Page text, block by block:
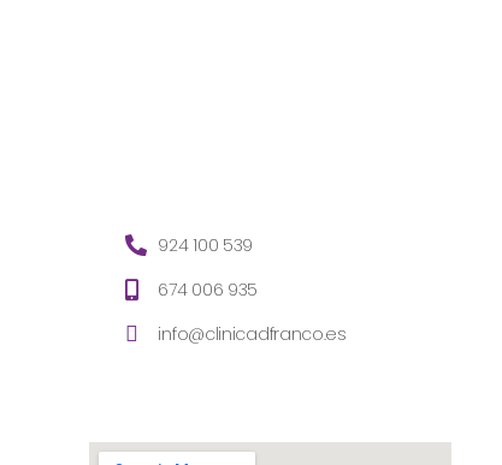
924 100 539
674 006 935
info@clinicadfranco.es